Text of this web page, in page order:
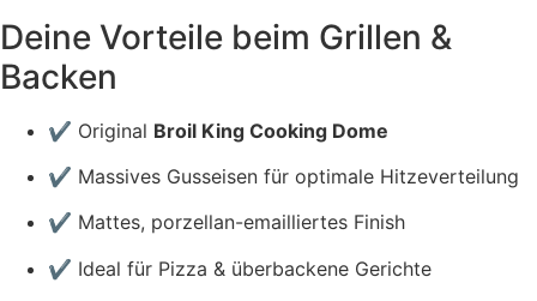
Deine Vorteile beim Grillen &
Backen
✔ Original Broil King Cooking Dome
✔ Massives Gusseisen für optimale Hitzeverteilung
✔ Mattes, porzellan-emailliertes Finish
✔ Ideal für Pizza & überbackene Gerichte